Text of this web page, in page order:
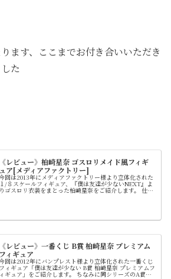
ます、ここまでお付き合いいただき
た
《レビュー》柏崎星奈 ゴスロリメイド風フィギ
ュア[メディアファクトリー]
回は2013年にメディアファクトリー様より立体化された
１/８スケールフィギュア、『僕は友達が少ないNEXT』よ
りゴスロリ衣装をまとった柏崎星奈をご紹介します。 仕様
《レビュー》一番くじ B賞 柏崎星奈 プレミアム
フィギュア
回は2012年にバンプレスト様より立体化された一番くじ
フィギュア「僕は友達が少ない B賞 柏崎星奈 プレミアムフ
ィギュア」をご紹介します。 ちなみに同シリーズのA賞に